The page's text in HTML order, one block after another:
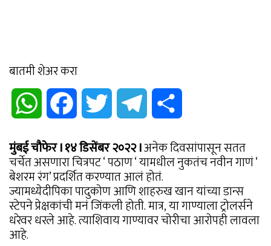
बातमी शेअर करा
WhatsApp Facebook Twitter Telegram
मुंबई चौफेर I १४ डिसेंबर २०२२ Iअनेक दिवसांपासून सतत
चर्चेत असणारा चित्रपट ‘ पठाण ‘ यामधील नुकतंच नवीन गाणं ‘
बेशरम रंग’ प्रदर्शित करण्यात आलं होतं.
ज्यामध्येदीपिका पादुकोण आणि शाहरुख खान यांच्या डान्स
स्टेपने प्रेक्षकांची मनं जिंकली होती. मात्र, या गाण्याला ट्रोलर्सने
धरेवर धरले आहे. त्याशिवाय गाण्यावर चोरीचा आरोपही लावला
आहे.